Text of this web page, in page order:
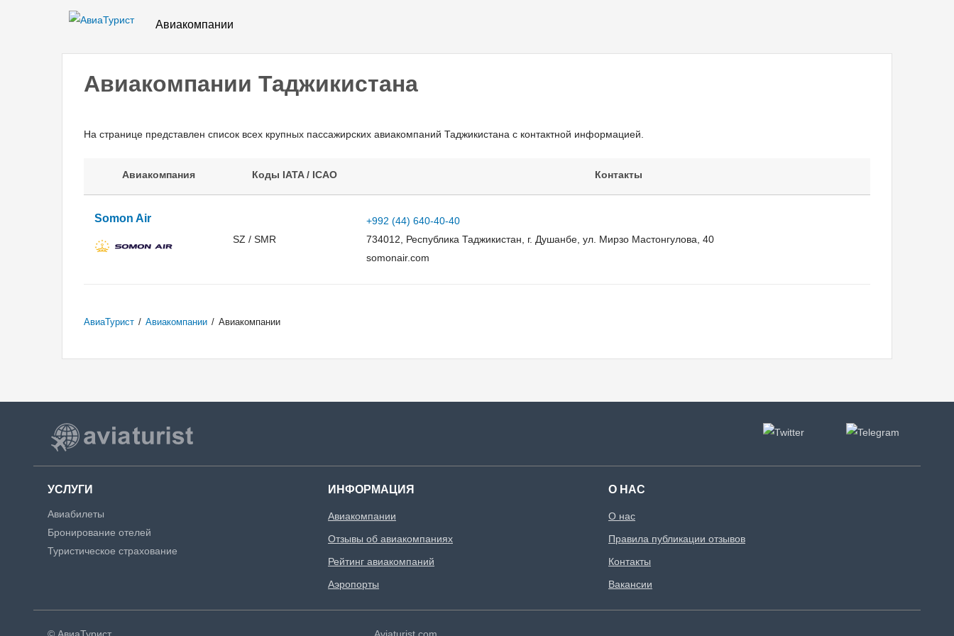
Авиакомпании
Авиакомпании Таджикистана
На странице представлен список всех крупных пассажирских авиакомпаний Таджикистана с контактной информацией.
Авиакомпания Коды IATA / ICAO Контакты
Somon Air
SZ / SMR
+992 (44) 640-40-40
734012, Республика Таджикистан, г. Душанбе, ул. Мирзо Мастонгулова, 40
somonair.com
АвиаТурист / Авиакомпании / Авиакомпании
УСЛУГИ
Авиабилеты
Бронирование отелей
Туристическое страхование
ИНФОРМАЦИЯ
Авиакомпании
Отзывы об авиакомпаниях
Рейтинг авиакомпаний
Аэропорты
О НАС
О нас
Правила публикации отзывов
Контакты
Вакансии